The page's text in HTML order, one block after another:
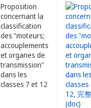
Proposition
concernant la
classification
des "moteurs;
accouplements
et organes de
transmission"
dans les
classes 7 et 12